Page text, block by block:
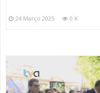
24 Março 2025 0 K